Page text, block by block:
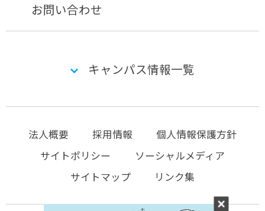
お問い合わせ
キャンパス情報一覧
法人概要 採用情報
個人情報保護方針
サイトポリシー
ソーシャルメディア
サイトマップ
リンク集